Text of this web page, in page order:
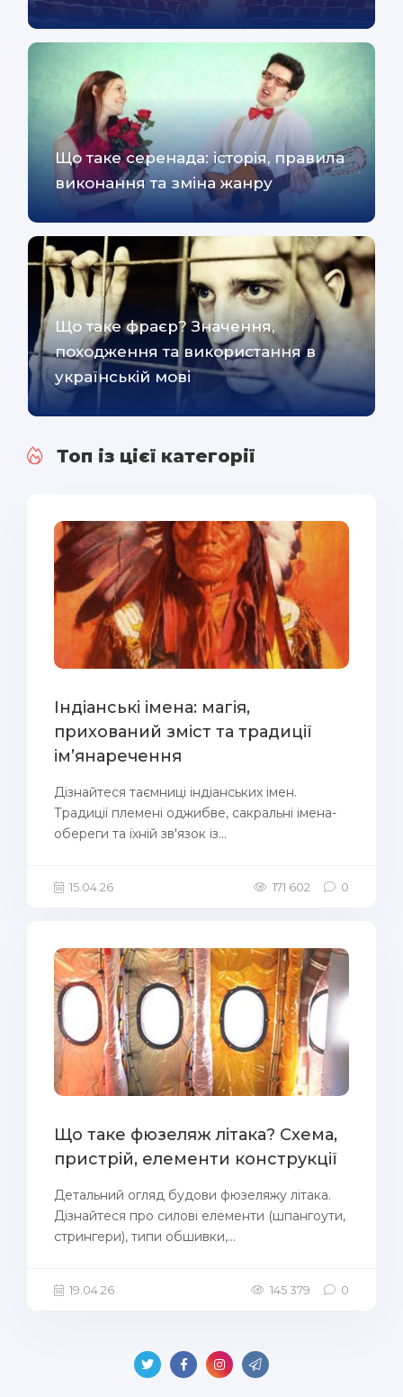
Що таке серенада: історія, правила
виконання та зміна жанру
Що таке фраєр? Значення,
походження та використання в
українській мові
Топ із цієї категорії
Індіанські імена: магія,
прихований зміст та традиції
ім’янаречення
Дізнайтеся таємниці індіанських імен.
Традиції племені оджибве, сакральні імена-
обереги та їхній зв'язок із...
15.04.26 171 602 0
Що таке фюзеляж літака? Схема,
пристрій, елементи конструкції
Детальний огляд будови фюзеляжу літака.
Дізнайтеся про силові елементи (шпангоути,
стрингери), типи обшивки,...
19.04.26 145 379 0